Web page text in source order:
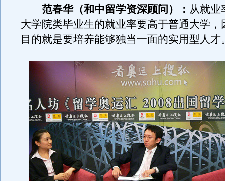
范春华（和中留学资深顾问）： 从就业
大学院类毕业生的就业率要高于普通大学，
目的就是要培养能够独当一面的实用型人才